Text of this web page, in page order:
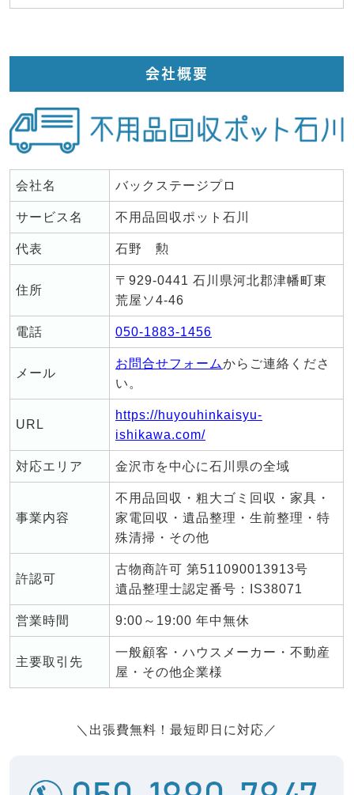
会社概要
会社名 バックステージプロ
サービス名 不用品回収ポット石川
代表 石野 勲
住所
〒929-0441 石川県河北郡津幡町東
荒屋ソ4-46
電話 050-1883-1456
メール
お問合せフォームからご連絡くださ
い。
URL
https://huyouhinkaisyu-
ishikawa.com/
対応エリア 金沢市を中心に石川県の全域
事業内容
不用品回収・粗大ゴミ回収・家具・
家電回収・遺品整理・生前整理・特
殊清掃・その他
許認可
古物商許可 第511090013913号
遺品整理士認定番号：IS38071
営業時間 9:00～19:00 年中無休
主要取引先
一般顧客・ハウスメーカー・不動産
屋・その他企業様
＼出張費無料！最短即日に対応／